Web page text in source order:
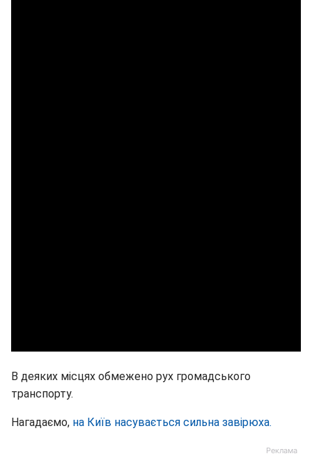
В деяких місцях обмежено рух громадського
транспорту.
Нагадаємо, на Київ насувається сильна завірюха.